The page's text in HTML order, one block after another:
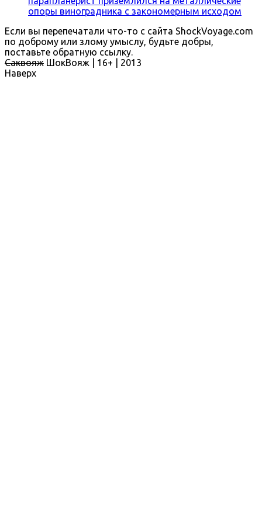
опоры виноградника с закономерным исходом
Если вы перепечатали что-то с сайта ShockVoyage.com
по доброму или злому умыслу, будьте добры,
поставьте обратную ссылку.
Саквояж ШокВояж | 16+ | 2013
Наверх